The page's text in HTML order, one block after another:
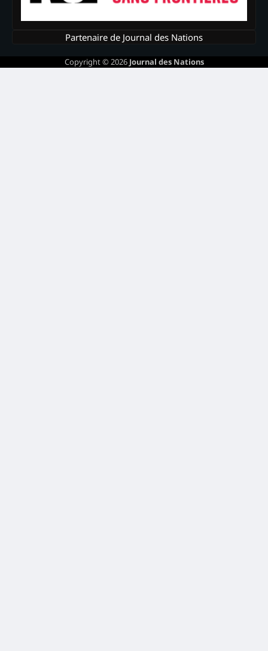
Partenaire de Journal des Nations
Copyright © 2026 Journal des Nations